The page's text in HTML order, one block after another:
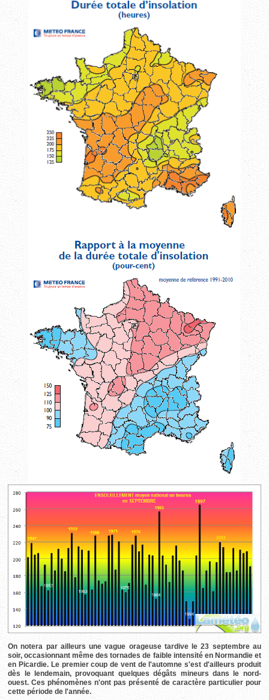
On notera par ailleurs une vague orageuse tardive le 23 septembre au
soir, occasionnant même des tornades de faible intensité en Normandie et
en Picardie. Le premier coup de vent de l'automne s'est d'ailleurs produit
dès le lendemain, provoquant quelques dégâts mineurs dans le nord-
ouest. Ces phénomènes n'ont pas présenté de caractère particulier pour
cette période de l'année.